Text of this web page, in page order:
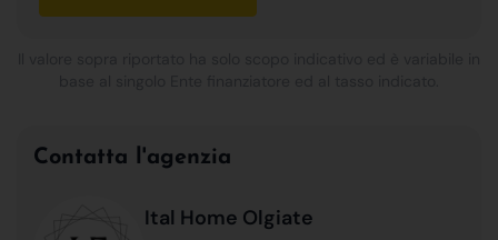
Contatta l'agenzia
Ital Home Olgiate